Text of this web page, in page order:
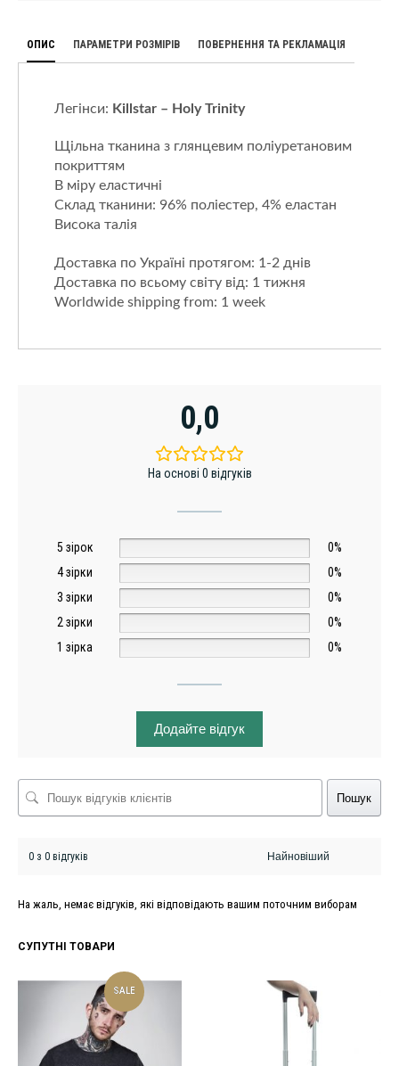
ОПИС ПАРАМЕТРИ РОЗМІРІВ ПОВЕРНЕННЯ ТА РЕКЛАМАЦІЯ
Легінси: Killstar – Holy Trinity
Щільна тканина з глянцевим поліуретановим
покриттям
В міру еластичні
Склад тканини: 96% поліестер, 4% еластан
Висока талія
Доставка по Україні протягом: 1-2 днів
Доставка по всьому світу від: 1 тижня
Worldwide shipping from: 1 week
0,0
На основі 0 відгуків
5 зірок
0%
4 зірки
0%
3 зірки
0%
2 зірки
0%
1 зірка
0%
Додайте відгук
Пошук
0 з 0 відгуків
На жаль, немає відгуків, які відповідають вашим поточним виборам
СУПУТНІ ТОВАРИ
SALE